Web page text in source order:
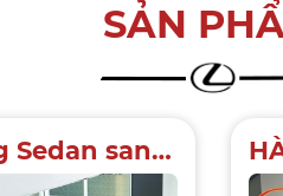
SẢN
Lexus ES250 2020 dòng Sedan sang trọng